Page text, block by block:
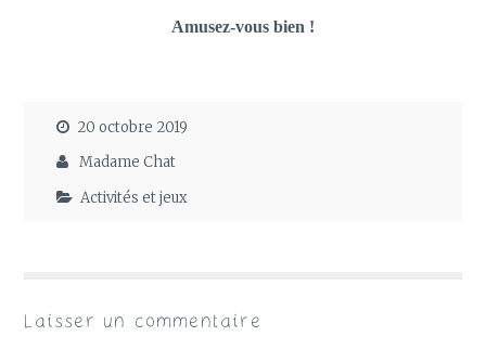
Amusez-vous bien !
20 octobre 2019
Madame Chat
Activités et jeux
Laisser un commentaire